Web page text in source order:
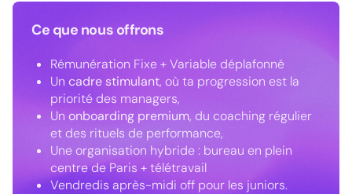
Ce que nous offrons
Rémunération Fixe + Variable déplafonné
Un cadre stimulant, où ta progression est la
priorité des managers,
Un onboarding premium, du coaching régulier
et des rituels de performance,
Une organisation hybride : bureau en plein
centre de Paris + télétravail
Vendredis après-midi off pour les juniors.